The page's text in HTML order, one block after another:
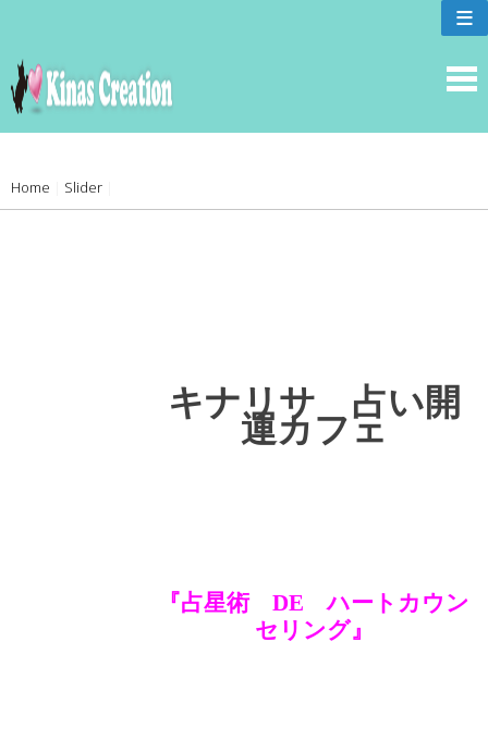
content
≡
Home Slider
キナリサ 占い開
運カフェ
『占星術 DE ハートカウン
セリング』